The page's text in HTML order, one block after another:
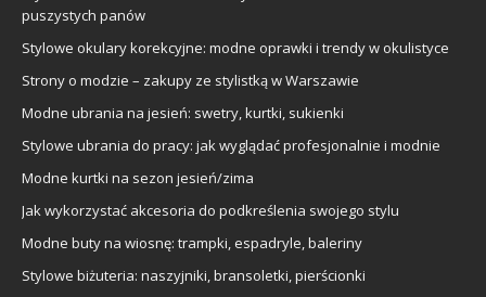
puszystych panów
Stylowe okulary korekcyjne: modne oprawki i trendy w okulistyce
Strony o modzie – zakupy ze stylistką w Warszawie
Modne ubrania na jesień: swetry, kurtki, sukienki
Stylowe ubrania do pracy: jak wyglądać profesjonalnie i modnie
Modne kurtki na sezon jesień/zima
Jak wykorzystać akcesoria do podkreślenia swojego stylu
Modne buty na wiosnę: trampki, espadryle, baleriny
Stylowe biżuteria: naszyjniki, bransoletki, pierścionki